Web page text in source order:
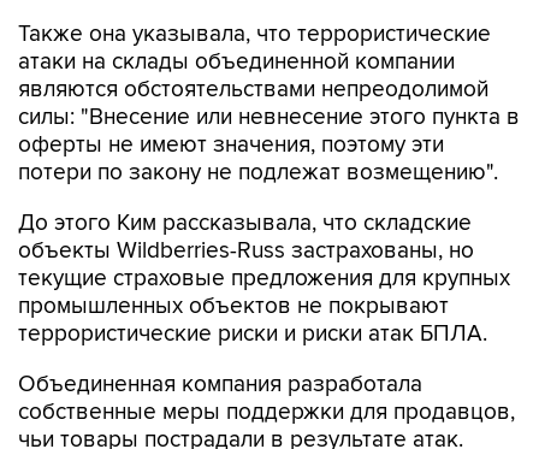
Также она указывала, что террористические
атаки на склады объединенной компании
являются обстоятельствами непреодолимой
силы: "Внесение или невнесение этого пункта в
оферты не имеют значения, поэтому эти
потери по закону не подлежат возмещению".
До этого Ким рассказывала, что складские
объекты Wildberries-Russ застрахованы, но
текущие страховые предложения для крупных
промышленных объектов не покрывают
террористические риски и риски атак БПЛА.
Объединенная компания разработала
собственные меры поддержки для продавцов,
чьи товары пострадали в результате атак.